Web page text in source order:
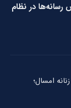
رسانه‌ها در نظام
امسال؛